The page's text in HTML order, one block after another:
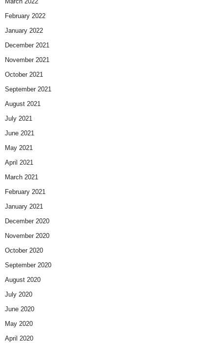
February 2022
January 2022
December 2021
November 2021
October 2021
September 2021
August 2021
July 2021
June 2021
May 2021
April 2021
March 2021
February 2021
January 2021
December 2020
November 2020
October 2020
September 2020
August 2020
July 2020
June 2020
May 2020
April 2020